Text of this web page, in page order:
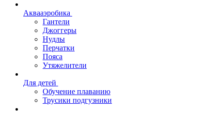
Аквааэробика
Гантели
Джоггеры
Нудлы
Перчатки
Пояса
Утяжелители
Для детей
Обучение плаванию
Трусики подгузники